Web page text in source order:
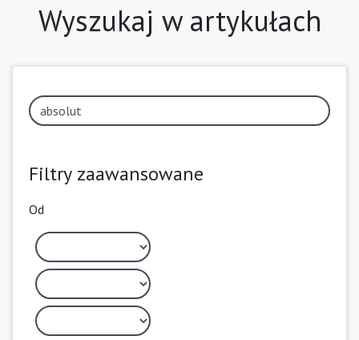
Wyszukaj w artykułach
Filtry zaawansowane
Od